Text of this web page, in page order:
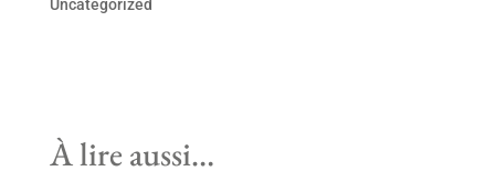
Uncategorized
À lire aussi…